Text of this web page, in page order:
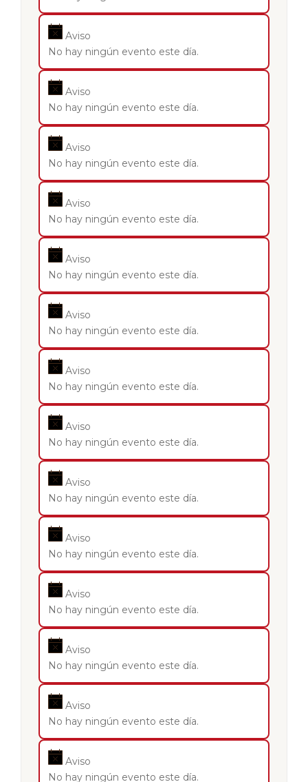
Aviso
No hay ningún evento este día.
Aviso
No hay ningún evento este día.
Aviso
No hay ningún evento este día.
Aviso
No hay ningún evento este día.
Aviso
No hay ningún evento este día.
Aviso
No hay ningún evento este día.
Aviso
No hay ningún evento este día.
Aviso
No hay ningún evento este día.
Aviso
No hay ningún evento este día.
Aviso
No hay ningún evento este día.
Aviso
No hay ningún evento este día.
Aviso
No hay ningún evento este día.
Aviso
No hay ningún evento este día.
Aviso
No hay ningún evento este día.